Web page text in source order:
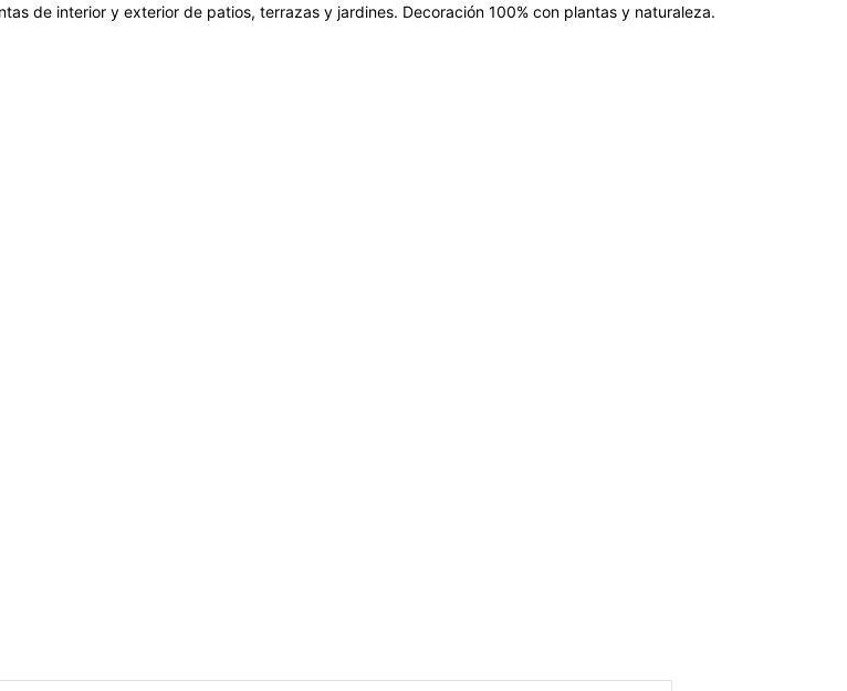
de interior y exterior de patios, terrazas y jardines. Decoración 100% con plantas y naturaleza.